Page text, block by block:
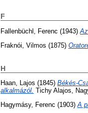
F
Fallenbüchl, Ferenc (1943)
Fraknói, Vilmos (1875)
H
Haan, Lajos (1845) Békés-
alkalmázól. Tichy Alajos,
Hagymásy, Ferenc (1903)A